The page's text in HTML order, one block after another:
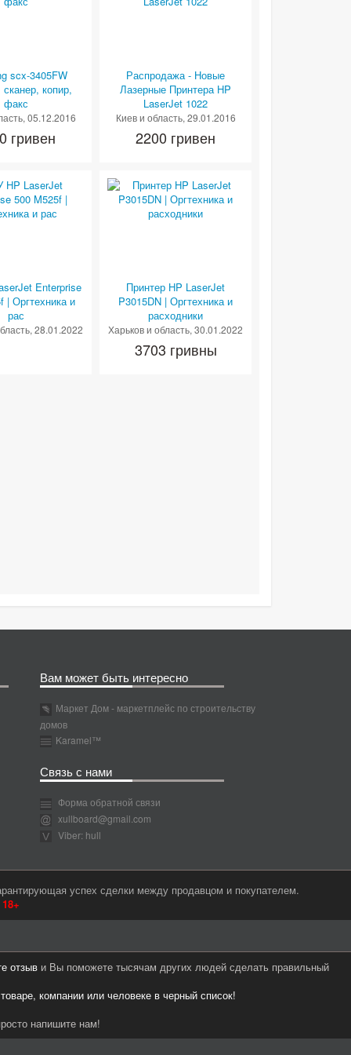
scx-3405FW
сканер, копир,
факс
, 05.12.2016
гривен
Распродажа - Новые
Лазерные Принтера HP
LaserJet 1022
Киев и область, 29.01.2016
2200 гривен
Enterprise
| Оргтехника и
рас
, 28.01.2022
Принтер HP LaserJet
P3015DN | Оргтехника и
расходники
Харьков и область, 30.01.2022
3703 гривны
Вам может быть интересно
Маркет Дом - маркетплейс по строительству
домов
Karamel™
Связь с нами
Форма обратной связи
xullboard@gmail.com
Viber: hull
успех сделки между продавцом и покупателем.
18+
отзыви Вы поможете тысячам других людей сделать правильный
компании или человеке в черный список!
напишите нам!